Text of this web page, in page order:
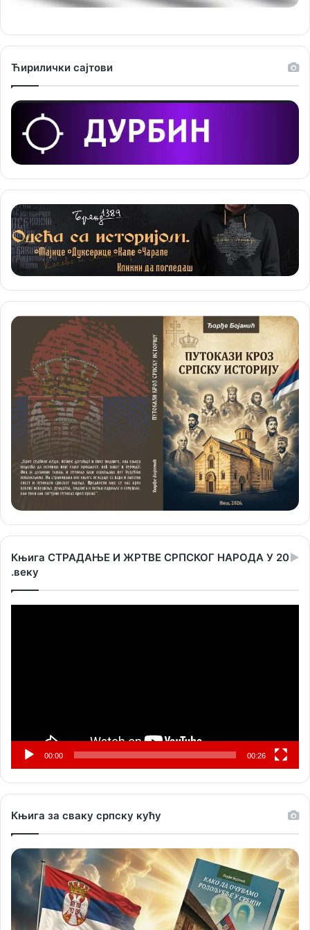
е
Ћирилички сајтови
Књига СТРАДАЊЕ И ЖРТВЕ СРПСКОГ НАРОДА У 20
.веку
00:00 00:26
Књига за сваку српску кућу